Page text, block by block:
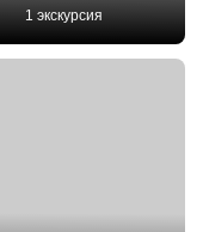
1 экскурсия